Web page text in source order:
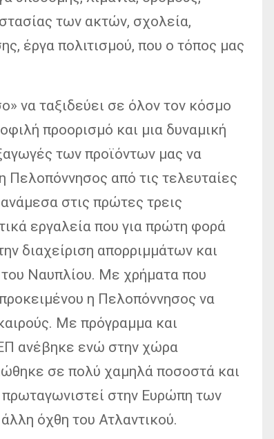
των ακτών, σχολεία,
έργα πολιτισμού, που ο τόπος μας
να ταξιδεύει σε όλον τον κόσμο
προορισμό και μια δυναμική
των προϊόντων μας να
Πελοπόννησος από τις τελευταίες
στις πρώτες τρεις
εργαλεία που για πρώτη φορά
διαχείριση απορριμμάτων και
Ναυπλίου. Με χρήματα που
η Πελοπόννησος να
Με πρόγραμμα και
ανέβηκε ενώ στην χώρα
σε πολύ χαμηλά ποσοστά και
στην Ευρώπη των
όχθη του Ατλαντικού.